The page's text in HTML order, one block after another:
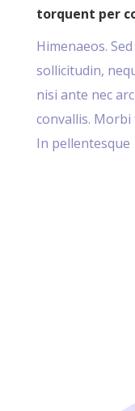
torquent per
Himenaeos.
sollicitudin,
nisi ante nec
convallis.
In pellentesque